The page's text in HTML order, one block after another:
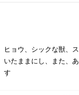
ヒョウ、シックな獣、
いたままにし、また、
す